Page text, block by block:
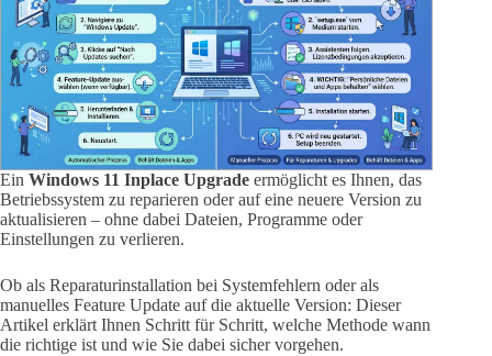
Ein Windows 11 Inplace Upgrade ermöglicht es Ihnen, das
Betriebssystem zu reparieren oder auf eine neuere Version zu
aktualisieren – ohne dabei Dateien, Programme oder
Einstellungen zu verlieren.
Ob als Reparaturinstallation bei Systemfehlern oder als
manuelles Feature Update auf die aktuelle Version: Dieser
Artikel erklärt Ihnen Schritt für Schritt, welche Methode wann
die richtige ist und wie Sie dabei sicher vorgehen.